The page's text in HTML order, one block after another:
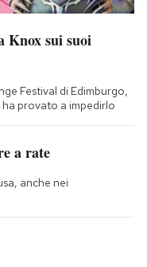
Knox sui suoi
Festival di Edimburgo,
ha provato a impedirlo
a rate
anche nei